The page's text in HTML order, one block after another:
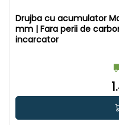
Drujba cu acumulator
mm | Fara perii de
incarcator